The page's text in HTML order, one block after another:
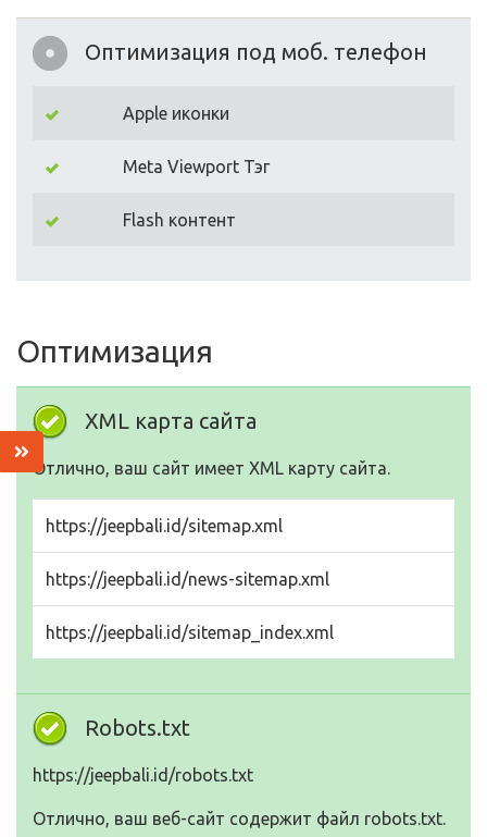
Оптимизация под моб. телефон
Apple иконки
Meta Viewport Тэг
Flash контент
Оптимизация
XML карта сайта
Отлично, ваш сайт имеет XML карту сайта.
https://jeepbali.id/sitemap.xml
https://jeepbali.id/news-sitemap.xml
https://jeepbali.id/sitemap_index.xml
Robots.txt
https://jeepbali.id/robots.txt
Отлично, ваш веб-сайт содержит файл robots.txt.